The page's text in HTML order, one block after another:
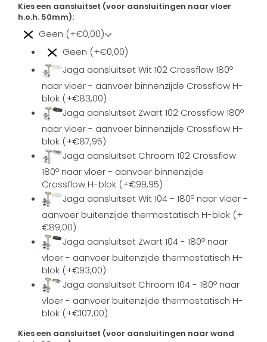
Kies een aansluitset (voor aansluitingen naar vloer
h.o.h. 50mm):
Geen (+€0,00)
Geen (+€0,00)
Jaga aansluitset Wit 102 Crossflow 180º
naar vloer - aanvoer binnenzijde Crossflow H-
blok (+€83,00)
Jaga aansluitset Zwart 102 Crossflow 180º
naar vloer - aanvoer binnenzijde Crossflow H-
blok (+€87,95)
Jaga aansluitset Chroom 102 Crossflow
180º naar vloer - aanvoer binnenzijde
Crossflow H-blok (+€99,95)
Jaga aansluitset Wit 104 - 180º naar vloer -
aanvoer buitenzijde thermostatisch H-blok (+
€89,00)
Jaga aansluitset Zwart 104 - 180º naar
vloer - aanvoer buitenzijde thermostatisch H-
blok (+€93,00)
Jaga aansluitset Chroom 104 - 180º naar
vloer - aanvoer buitenzijde thermostatisch H-
blok (+€107,00)
Kies een aansluitset (voor aansluitingen naar wand